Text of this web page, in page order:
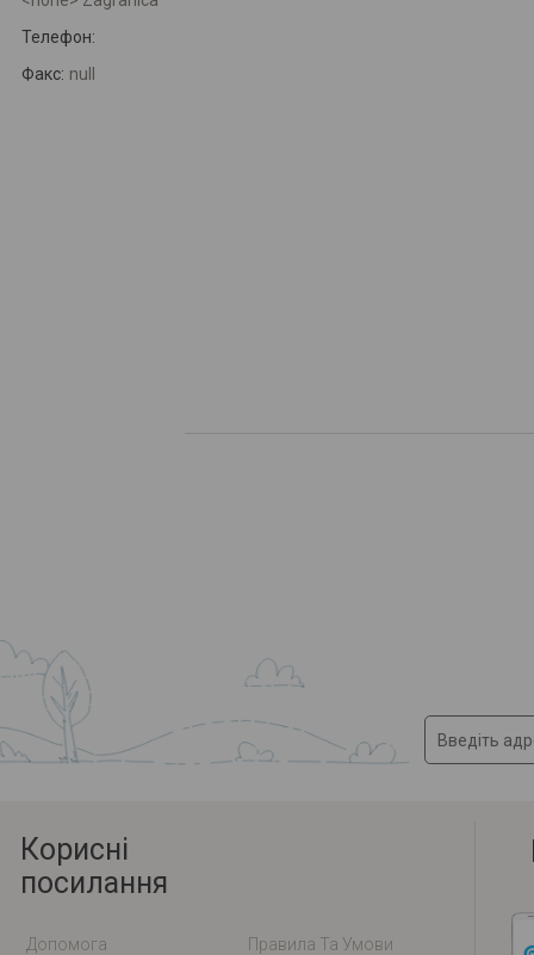
Телефон:
Факс: null
Корисні
посилання
Допомога
Правила Та Умови